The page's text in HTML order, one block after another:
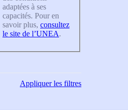
adaptées à ses
capacités. Pour en
savoir plus, consultez
le site de l’UNEA.
Appliquerles filtres